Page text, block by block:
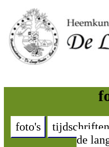
foto's tijdschriften
de